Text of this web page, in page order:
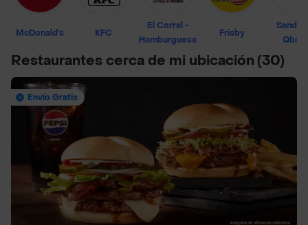
McDonald's KFC
El Corral -
Hamburguesa
Frisby
Restaurantes cerca de mi ubicación (30)
Envío Gratis